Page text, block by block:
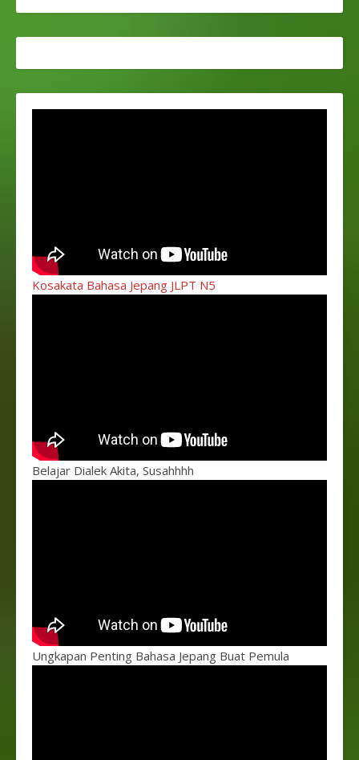
Kosakata Bahasa Jepang JLPT N5
Belajar Dialek Akita, Susahhhh
Ungkapan Penting Bahasa Jepang Buat Pemula